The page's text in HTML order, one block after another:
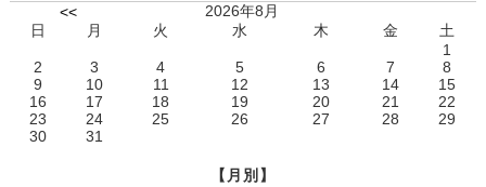
<<
2026年8月
日
月 火 水 木 金
土
1
2
3 4 5 6 7
8
9
10 11 12 13 14
15
16
17 18 19 20 21
22
23
24 25 26 27 28
29
30
31
【月別】